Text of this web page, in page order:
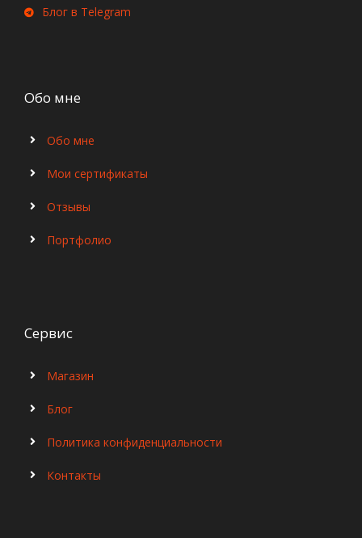
Блог в Telegram
Обо мне
Обо мне
Мои сертификаты
Отзывы
Портфолио
Сервис
Магазин
Блог
Политика конфиденциальности
Контакты